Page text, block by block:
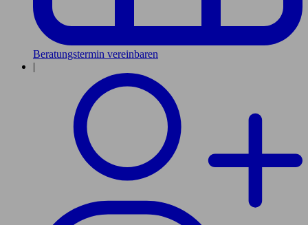
Beratungstermin vereinbaren
|